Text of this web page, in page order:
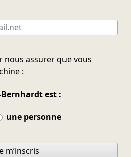
nous assurer que vous
:
est :
une personne
m’inscris